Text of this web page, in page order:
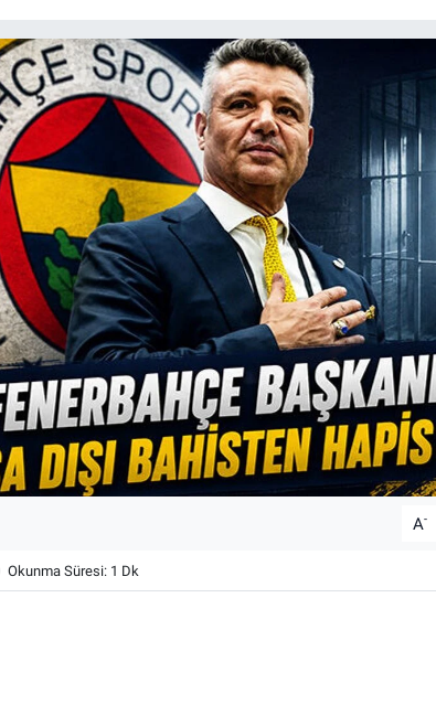
A-
Okunma Süresi: 1 Dk